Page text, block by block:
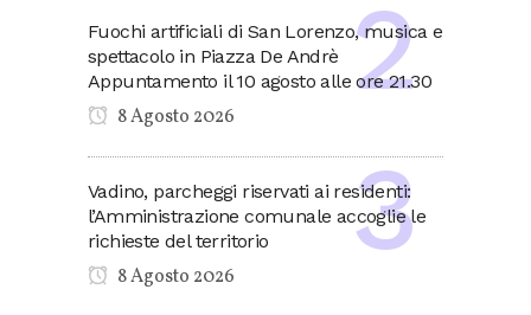
Fuochi artificiali di San Lorenzo, musica e
spettacolo in Piazza De Andrè
Appuntamento il 10 agosto alle ore 21.30
8 Agosto 2026
Vadino, parcheggi riservati ai residenti:
l’Amministrazione comunale accoglie le
richieste del territorio
8 Agosto 2026